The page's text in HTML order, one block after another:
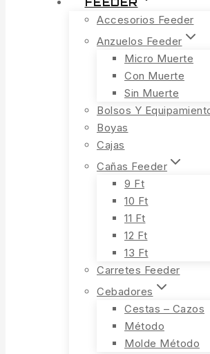
Accesorios Feeder
Anzuelos Feeder
Micro Muerte
Con Muerte
Sin Muerte
Bolsos Y
Boyas
Cajas
Cañas Feeder
9 Ft
10 Ft
11 Ft
12 Ft
13 Ft
Carretes Feeder
Cebadores
Cestas – Cazos
Método
Molde Método